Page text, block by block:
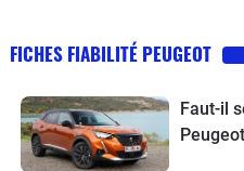
FICHES FIABILITÉ PEUGEOT
Faut-il